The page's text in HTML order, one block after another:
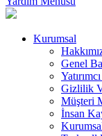
Kurumsal
Genel
Gizlilik
Müşteri
İnsan